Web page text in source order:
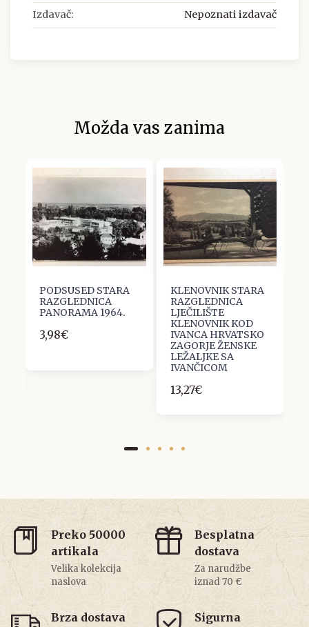
Izdavač: Nepoznati izdavač
Možda vas zanima
PODSUSED STARA
RAZGLEDNICA
PANORAMA 1964.
3,98€
KLENOVNIK STARA
RAZGLEDNICA
LJEČILIŠTE
KLENOVNIK KOD
IVANCA HRVATSKO
ZAGORJE ŽENSKE
LEŽALJKE SA
IVANČICOM
13,27€
Preko 50000
artikala
Velika kolekcija
naslova
Besplatna
dostava
Za narudžbe
iznad 70 €
Brza dostava
Sigurna